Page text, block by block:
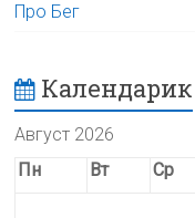
Про Бег
Календарик
Август 2026
Пн
Вт Ср